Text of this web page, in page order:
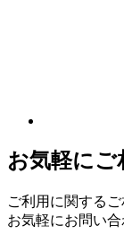
お気軽にご
ご利用に関する
お気軽にお問い合